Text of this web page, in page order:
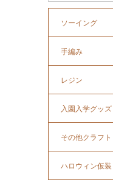
ソーイング
手編み
レジン
入園入学グッズ
その他クラフト
ハロウィン仮装